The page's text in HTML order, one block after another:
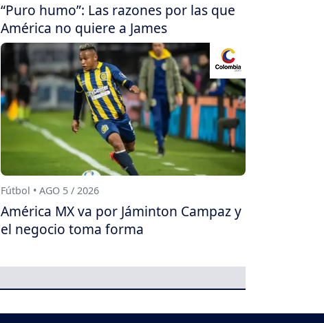
“Puro humo”: Las razones por las que
América no quiere a James
Fútbol • AGO 5 / 2026
América MX va por Jáminton Campaz y
el negocio toma forma